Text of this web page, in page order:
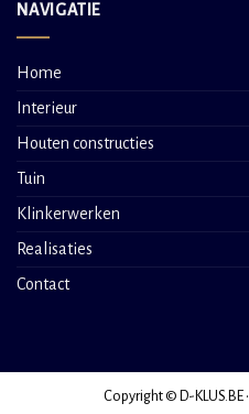
NAVIGATIE
Home
Interieur
Houten constructies
Tuin
Klinkerwerken
Realisaties
Contact
Copyright © D-KLUS.BE •